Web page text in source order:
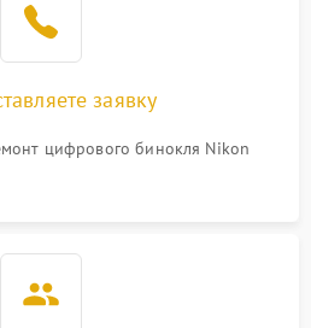
заявку
цифрового бинокля Nikon